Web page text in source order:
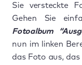
Sie versteckte
Gehen Sie
Fotoalbum
nun im linken
das Foto aus,